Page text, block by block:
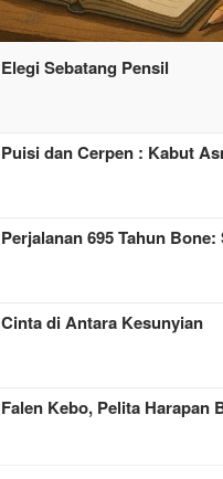
Elegi Sebatang Pensil
Puisi dan Cerpen : Kabut
Perjalanan 695 Tahun
Cinta di Antara Kesunyian
Falen Kebo, Pelita Harapan